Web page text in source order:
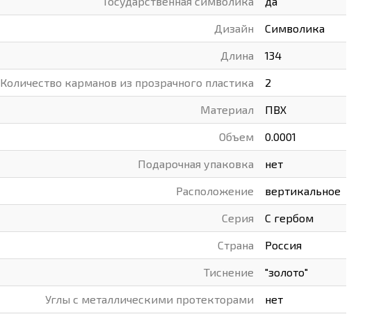
ХУДОЖНИКАМ
Дизайн Символика
Длина 134
Количество карманов из прозрачного пластика 2
Материал ПВХ
Объем 0.0001
Подарочная упаковка нет
Расположение вертикальное
Серия С гербом
Страна Россия
Тиснение "золото"
Углы с металлическими протекторами нет